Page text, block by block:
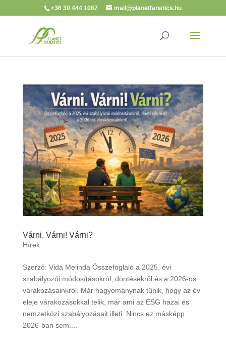
+36 30 444 1067 mail@planetfanatics.hu
Várni. Várni! Várni?
Hírek
Szerző: Vida Melinda Összefoglaló a 2025. évi
szabályozói módosításokról, döntésekről és a 2026-os
várakozásainkról. Már hagyománynak tűnik, hogy az év
eleje várakozásokkal telik, már ami az ESG hazai és
nemzetközi szabályozásait illeti. Nincs ez másképp
2026-ban sem....